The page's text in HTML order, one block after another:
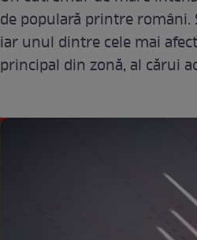
de populară printre
iar unul dintre cele mai
principal din zonă, al cărui